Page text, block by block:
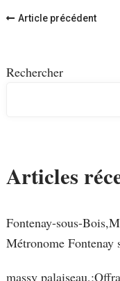
Navigation
Article précédent
Rechercher
Articles
Fontenay-sous-
Métronome Fontenay
massy